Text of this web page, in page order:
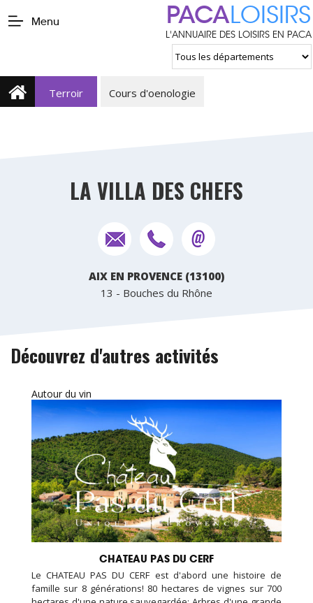
Menu PACALOISIRS
L'ANNUAIRE DES LOISIRS EN PACA
Terroir Cours d'oenologie
LA VILLA DES CHEFS
AIX EN PROVENCE (13100)
13 - Bouches du Rhône
Découvrez d'autres activités
Autour du vin
CHATEAU PAS DU CERF
Le CHATEAU PAS DU CERF est d'abord une histoire de
famille sur 8 générations! 80 hectares de vignes sur 700